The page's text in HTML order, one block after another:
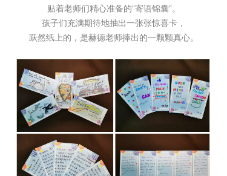
贴着老师们精心准备的“寄语锦囊”。
孩子们充满期待地抽出一张张惊喜卡，
跃然纸上的，是赫德老师捧出的一颗颗真心。